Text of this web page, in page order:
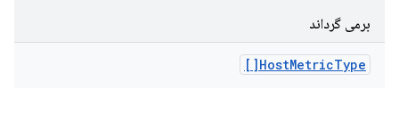
برمی گرداند
HostMetricType[]